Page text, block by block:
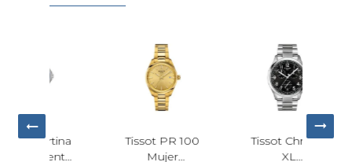
Tissot PR 100
Tissot Chrono